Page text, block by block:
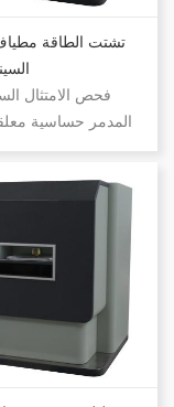
تشتت الطاقة
فحص الامتثال
المدمر حساسية
الكشف دقة
إتقان المجهول بغض
إذا كان سائلًا , صلبًا
سواء كانت
بلاستيك , زيت ,